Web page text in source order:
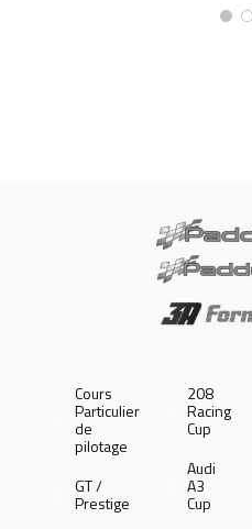
Cours
Particulier
de
pilotage
GT /
Prestige
208
Racing
Cup
Audi
A3
Cup